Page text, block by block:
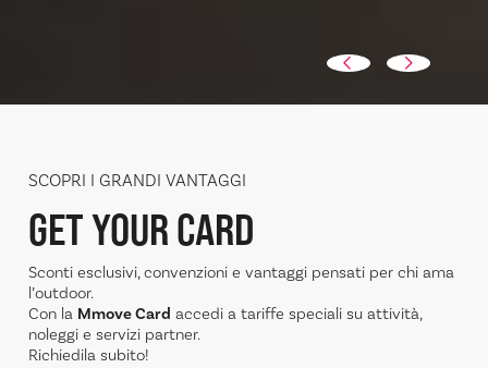
SCOPRI I GRANDI VANTAGGI
GET YOUR CARD
Sconti esclusivi, convenzioni e vantaggi pensati per chi ama
l’outdoor.
Con la Mmove Card accedi a tariffe speciali su attività,
noleggi e servizi partner.
Richiedila subito!